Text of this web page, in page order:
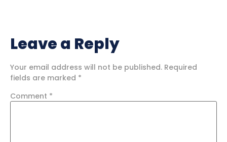
Leave a Reply
Your email address will not be published. Required
fields are marked *
Comment *